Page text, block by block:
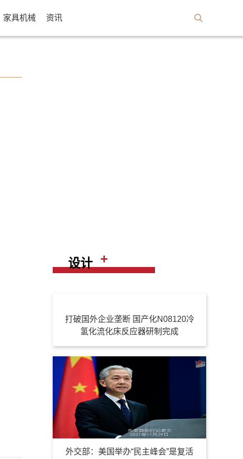
家具机械 资讯
设计 +
打破国外企业垄断 国产化N08120冷
氢化流化床反应器研制完成
外交部：美国举办“民主峰会”是复活